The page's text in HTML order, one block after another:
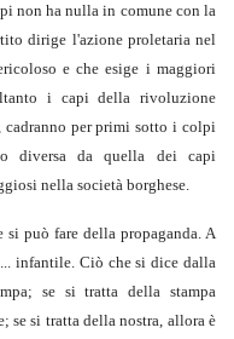
non ha nulla in comune con la
dirige l'azione proletaria nel
e che esige i maggiori
i capi della rivoluzione
cadranno per primi sotto i colpi
diversa da quella dei capi
nella società borghese.
può fare della propaganda. A
infantile. Ciò che si dice dalla
se si tratta della stampa
se si tratta della nostra, allora è